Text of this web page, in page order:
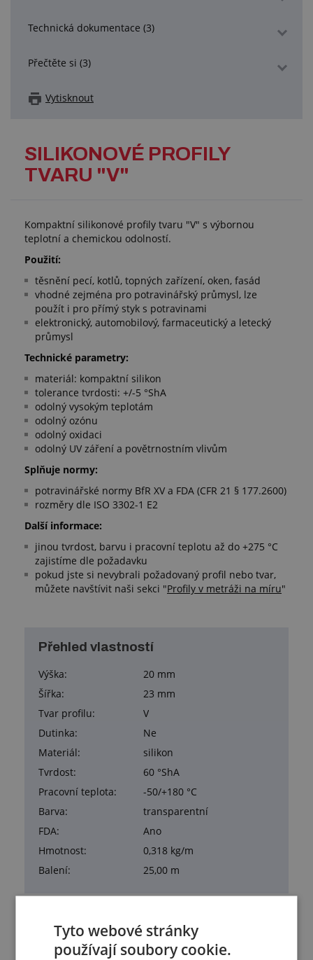
Technická dokumentace (3)
Přečtěte si (3)
Vytisknout
SILIKONOVÉ PROFILY
TVARU "V"
Kompaktní silikonové profily tvaru "V" s výbornou
teplotní a chemickou odolností.
Použití:
těsnění pecí, kotlů, topných zařízení, oken, fasád
vhodné zejména pro potravinářský průmysl, lze
použít i pro přímý styk s potravinami
elektronický, automobilový, farmaceutický a letecký
průmysl
Technické parametry:
materiál: kompaktní silikon
tolerance tvrdosti: +/-5 °ShA
odolný vysokým teplotám
odolný ozónu
odolný oxidaci
odolný UV záření a povětrnostním vlivům
Splňuje normy:
potravinářské normy BfR XV a FDA (CFR 21 § 177.2600)
rozměry dle ISO 3302-1 E2
Další informace:
jinou tvrdost, barvu i pracovní teplotu až do +275 °C
zajistíme dle požadavku
pokud jste si nevybrali požadovaný profil nebo tvar,
můžete navštívit naši sekci "Profily v metráži na míru"
Přehled vlastností
Výška:
20 mm
Šířka:
23 mm
Tvar profilu:
V
Dutinka:
Ne
Materiál:
silikon
Tvrdost:
60 °ShA
Pracovní teplota:
-50/+180 °C
Barva:
transparentní
FDA:
Ano
Hmotnost:
0,318 kg/m
Balení:
25,00 m
Tyto webové stránky
používají soubory cookie.